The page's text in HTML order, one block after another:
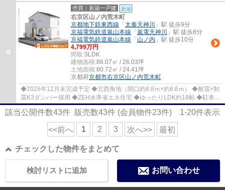
ニー ◆陽当り・通風良好 ◆キッチンに窓有 ◆WIC...
売買｜新築一戸建 新築
右京区山ノ内荒木町
京都地下鉄東西線 「 太秦天神川
」駅 徒歩9分
京福電気鉄道嵐山本線 「 嵐電天神川
」駅 徒歩8分
京福電気鉄道嵐山本線 「 山ノ内 」駅 徒歩10分
4,799万円
間取:3LDK
建物面積:86.07㎡ / 26.03坪
土地面積:80.72㎡ / 24.41坪
京都府京都市右京区山ノ内荒木町
◆2026年12月末完成予定 ◆北西角地（間口約8.8ｍ×約8.6ｍ） ◆耐震×制
震K3ダンパー採用 ◆ZEH水準省エネ住宅 ◆ゆったりLDK約18帖 ◆駐車1
台可（サイズ制限あり） ◆浴室1坪タイプ ◆トイレ2...
該当公開件数43件 販売数43件 (会員物件23件) 1-20件表示
<<前へ 1 2 3 次へ>> 最初
チェックした物件をまとめて
お問い合わせ
検討リストに追加